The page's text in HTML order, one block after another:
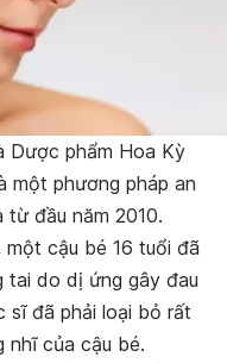
Dược phẩm Hoa Kỳ
một phương pháp an
đầu năm 2010.
một cậu bé 16 tuổi đã
tai do dị ứng gây đau
sĩ đã phải loại bỏ rất
nhĩ của cậu bé.